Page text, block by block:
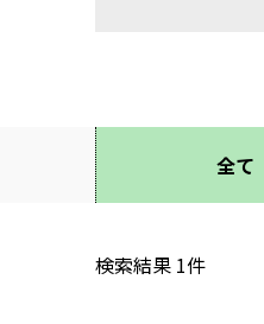
全て
検索結果 1件